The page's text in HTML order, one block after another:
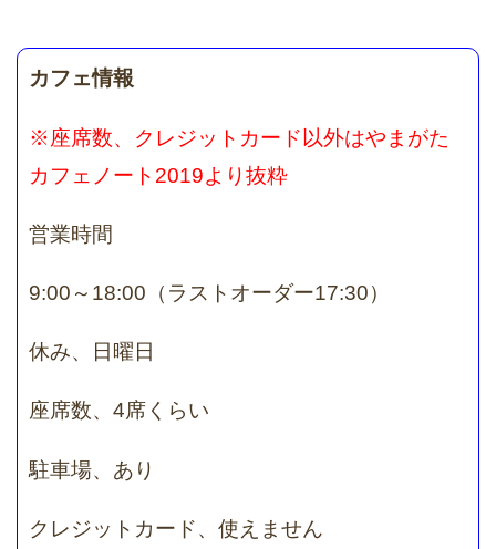
カフェ情報
※座席数、クレジットカード以外はやまがた
カフェノート2019より抜粋
営業時間
9:00～18:00（ラストオーダー17:30）
休み、日曜日
座席数、4席くらい
駐車場、あり
クレジットカード、使えません